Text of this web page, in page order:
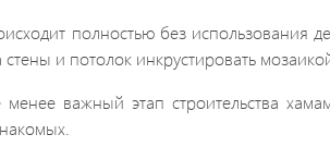
полностью без использования
и потолок инкрустировать
важный этап строительства